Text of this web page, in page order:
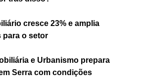
cresce 23% e amplia
para o setor
e Urbanismo prepara
Serra com condições